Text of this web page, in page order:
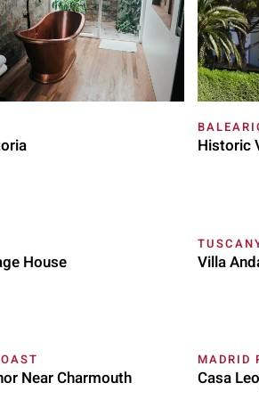
Historic
House Villa
Near Charmouth
MADRID
Casa